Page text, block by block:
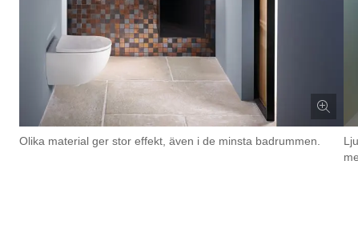
Olika material ger stor effekt, även i de minsta badrummen.